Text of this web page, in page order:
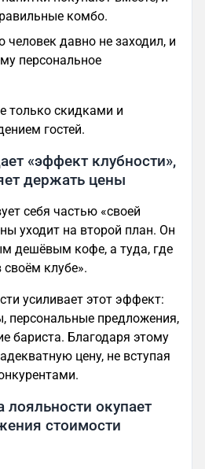
комбо.
человек давно не заходил, и
персональное
только скидками и
гостей.
«эффект клубности»,
держать цены
себя частью «своей
уходит на второй план. Он
дешёвым кофе, а туда, где
своём клубе».
усиливает этот эффект:
персональные предложения,
бариста. Благодаря этому
цену, не вступая
окупает
стоимости